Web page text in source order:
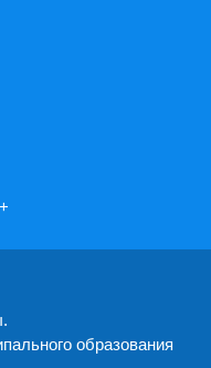
образования